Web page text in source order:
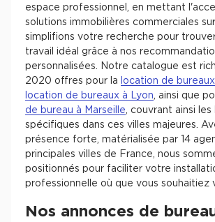
espace professionnel, en mettant
solutions immobilières commerciales
simplifions votre recherche pour
travail idéal grâce à nos
personnalisées. Notre catalogue est
2020 offres pour la
location de
location de bureaux à Lyon, ainsi que
de bureau à Marseille, couvrant ainsi les
spécifiques dans ces villes majeures.
présence forte, matérialisée par 14
principales villes de France, nous
positionnés pour faciliter votre
professionnelle où que vous souhaitiez
Nos annonces de